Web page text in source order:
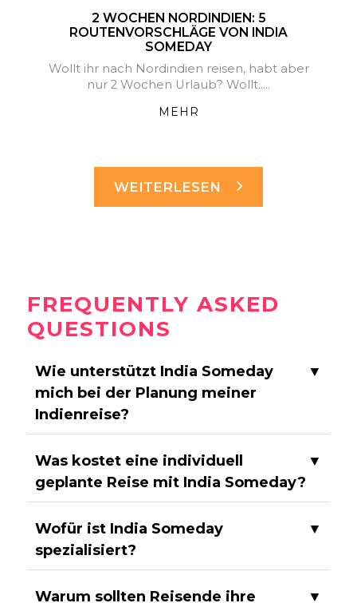
2 WOCHEN NORDINDIEN: 5
ROUTENVORSCHLÄGE VON INDIA
SOMEDAY
Wollt ihr nach Nordindien reisen, habt aber
nur 2 Wochen Urlaub? Wollt.....
MEHR
WEITERLESEN
FREQUENTLY ASKED
QUESTIONS
Wie unterstützt India Someday
mich bei der Planung meiner
Indienreise?
▼
Was kostet eine individuell
geplante Reise mit India Someday?
▼
Wofür ist India Someday
spezialisiert?
▼
Warum sollten Reisende ihre ▼